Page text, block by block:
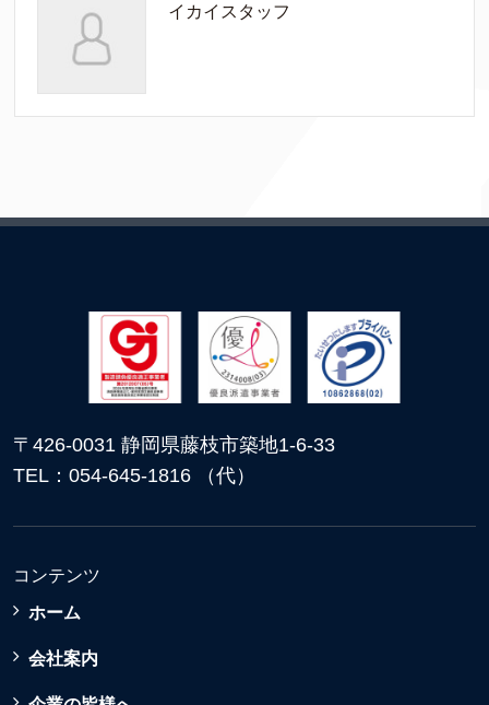
イカイスタッフ
〒426-0031 静岡県藤枝市築地1-6-33
TEL：054-645-1816 （代）
コンテンツ
ホーム
会社案内